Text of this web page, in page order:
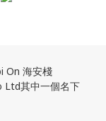
海安棧
其中一個名下